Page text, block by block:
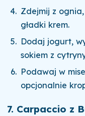
Zdejmij z
gładki krem.
Dodaj jogurt,
sokiem z
Podawaj w
opcjonalnie
7. Carpaccio z